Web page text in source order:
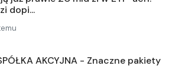
dopi...
AKCYJNA - Znaczne pakiety